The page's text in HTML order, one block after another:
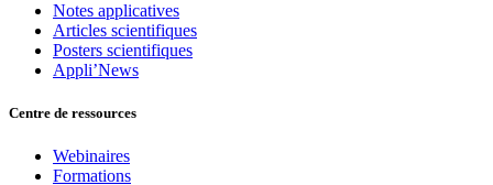
Notes applicatives
Articles scientifiques
Posters scientifiques
Appli’News
Centre de ressources
Webinaires
Formations